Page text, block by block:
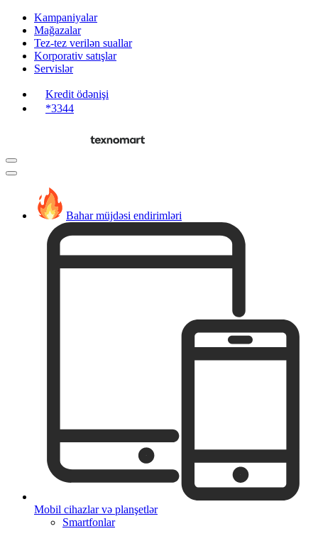
Kampaniyalar
Mağazalar
Tez-tez verilən suallar
Korporativ satışlar
Servislər
Kredit ödənişi
*3344
Bahar müjdəsi endirimləri
Mobil cihazlar və planşetlər
Smartfonlar